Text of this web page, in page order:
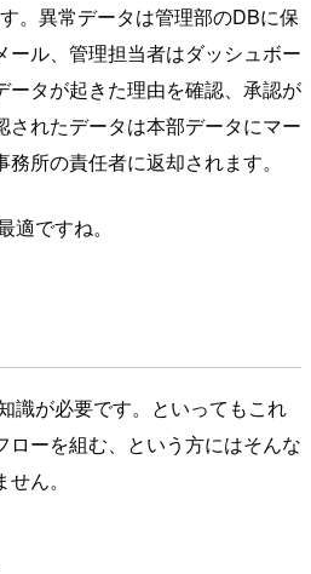
。異常データは管理部のDBに保
ール、管理担当者はダッシュボー
ータが起きた理由を確認、承認が
されたデータは本部データにマー
所の責任者に返却されます。
適ですね。
識が必要です。といってもこれ
ローを組む、という方にはそんな
ん。